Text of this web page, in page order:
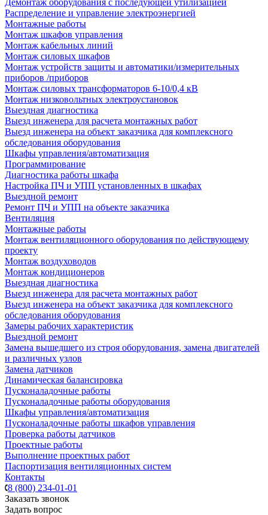
Демонтаж оборудования с последующей утилизацией
Распределение и управление электроэнергией
Монтажные работы
Монтаж шкафов управления
Монтаж кабельных линий
Монтаж силовых шкафов
Монтаж устройств защиты и автоматики/измерительных
приборов /приборов
Монтаж силовых трансформаторов 6-10/0,4 кВ
Монтаж низковольтных электроустановок
Выездная диагностика
Выезд инженера для расчета монтажных работ
Выезд инженера на объект заказчика для комплексного
обследования оборудования
Шкафы управления/автоматизация
Программирование
Диагностика работы шкафа
Настройка ПЧ и УПП установленных в шкафах
Выездной ремонт
Ремонт ПЧ и УПП на объекте заказчика
Вентиляция
Монтажные работы
Монтаж вентиляционного оборудования по действующему
проекту
Монтаж воздуховодов
Монтаж кондиционеров
Выездная диагностика
Выезд инженера для расчета монтажных работ
Выезд инженера на объект заказчика для комплексного
обследования оборудования
Замеры рабочих характеристик
Выездной ремонт
Замена вышедшего из строя оборудования, замена двигателей
и различных узлов
Замена датчиков
Динамическая балансировка
Пусконаладочные работы
Пусконаладочные работы оборудования
Шкафы управления/автоматизация
Пусконаладочные работы шкафов управления
Проверка работы датчиков
Проектные работы
Выполнение проектных работ
Паспортизация вентиляционных систем
Контакты
8 (800) 234-01-01
Заказать звонок
Задать вопрос